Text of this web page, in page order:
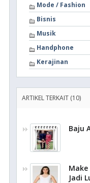
Mode / Fashion
Bisnis
Musik
Handphone
Kerajinan
ARTIKEL TERKAIT (10)
Baju
Jadi